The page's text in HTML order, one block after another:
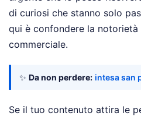
di curiosi che stanno solo
qui è confondere la
commerciale.
✨ Da non perdere: intesa san
Se il tuo contenuto attira le